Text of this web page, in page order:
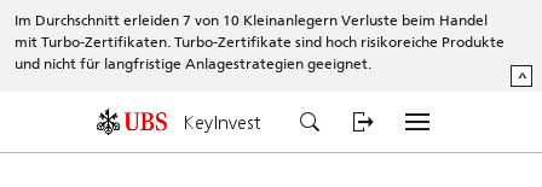
Im Durchschnitt erleiden 7 von 10 Kleinanlegern Verluste beim Handel
mit Turbo-Zertifikaten. Turbo-Zertifikate sind hoch risikoreiche Produkte
und nicht für langfristige Anlagestrategien geeignet.
^
KeyInvest